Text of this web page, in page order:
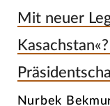
Mit neuer
Nurbek